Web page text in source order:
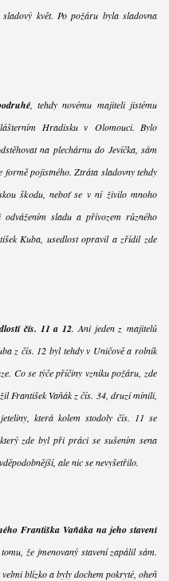
květ. Po požáru byla sladovna
, tehdy novému majiteli jistému
Hradisku v Olomouci. Bylo
na plechárnu do Jevíčka, sám
formě pojistného. Ztráta sladovny tehdy
škodu, neboť se v ní živilo mnoho
sladu a přívozem různého
Kuba, usedlost opravil a zřídil zde
čís. 11 a 12. Ani jeden z majitelů
z čís. 12 byl tehdy v Uničově a rolník
Co se týče příčiny vzniku požáru, zde
František Vaňák z čís. 34, druzí mínili,
která kolem stodoly čís. 11 se
zde byl při práci se sušením sena
ale nic se nevyšetřilo.
Františka Vaňáka na jeho stavení
že jmenovaný stavení zapálil sám.
blízko a byly dochem pokryté, oheň